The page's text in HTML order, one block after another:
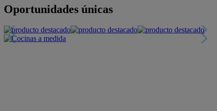
Oportunidades únicas